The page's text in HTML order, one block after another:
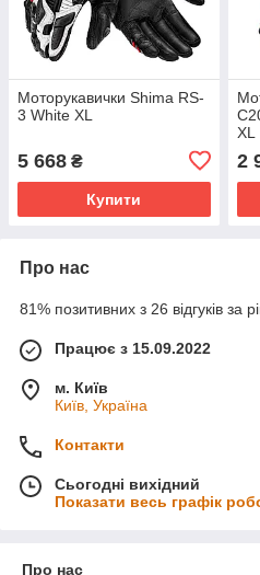
Моторукавички Shima RS-
3 White XL
5 668 ₴
Купити
XL
2
Про нас
81% позитивних з 26 відгуків за
Працює з 15.09.2022
м. Київ
Київ, Україна
Контакти
Сьогодні вихідний
Показати весь графік
Про нас